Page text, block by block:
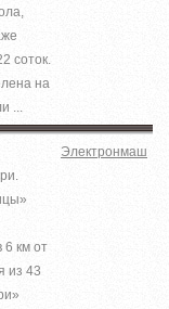
соток.
на
...
6 км от
из 43
Электронмаш